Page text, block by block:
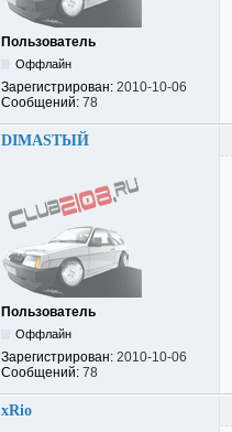
Пользователь
Оффлайн
Зарегистрирован: 2010-10-06
Сообщений: 78
DIMASTЫЙ
Пользователь
Оффлайн
Зарегистрирован: 2010-10-06
Сообщений: 78
xRio